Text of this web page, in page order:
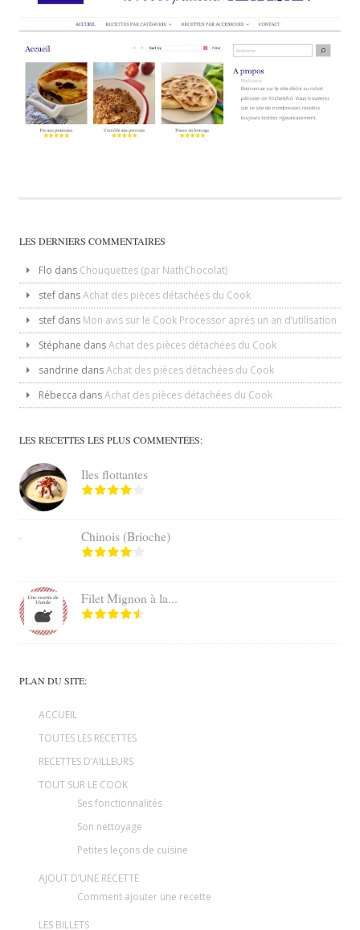
LES DERNIERS COMMENTAIRES
Flo dans Chouquettes (par NathChocolat)
stef dansAchat des pièces détachées du Cook
stef dans Mon avis sur le Cook Processor après un an d’utilisation
Stéphane dansAchat des pièces détachées du Cook
sandrine dansAchat des pièces détachées du Cook
Rébecca dansAchat des pièces détachées du Cook
LES RECETTES LES PLUS COMMENTÉES:
Iles flottantes
Chinois (Brioche)
Filet Mignon à la...
PLAN DU SITE:
ACCUEIL
TOUTES LES RECETTES
RECETTES D’AILLEURS
TOUT SUR LE COOK
Ses fonctionnalités
Son nettoyage
Petites leçons de cuisine
AJOUT D’UNE RECETTE
Comment ajouter une recette
LES BILLETS